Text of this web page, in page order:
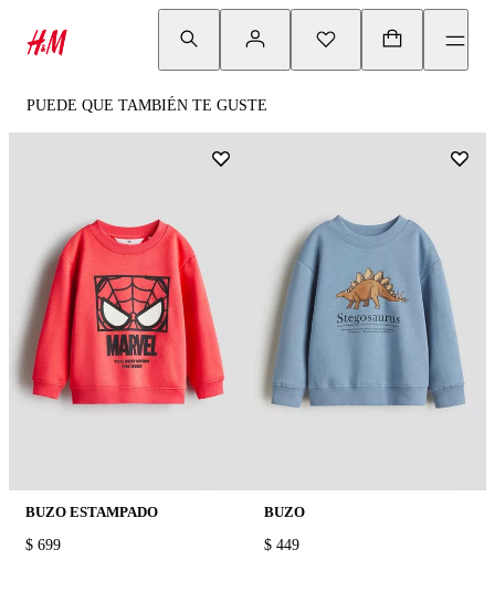
PUEDE QUE TAMBIÉN TE GUSTE
BUZO ESTAMPADO
PRICE:
$ 699
BUZO
PRICE:
$ 449